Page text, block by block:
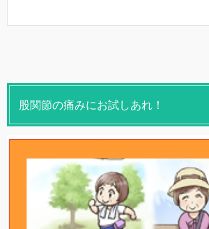
股関節の痛みにお試しあれ！